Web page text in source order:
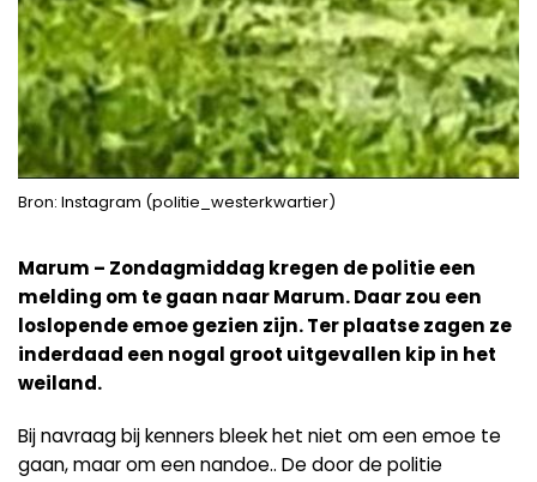
Bron: Instagram (politie_westerkwartier)
Marum – Zondagmiddag kregen de politie een
melding om te gaan naar Marum. Daar zou een
loslopende emoe gezien zijn. Ter plaatse zagen ze
inderdaad een nogal groot uitgevallen kip in het
weiland.
Bij navraag bij kenners bleek het niet om een emoe te
gaan, maar om een nandoe.. De door de politie